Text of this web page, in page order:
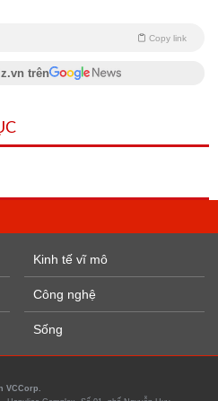
Copy link
trên
Kinh tế vĩ mô
Công nghệ
Sống
VCCorp.